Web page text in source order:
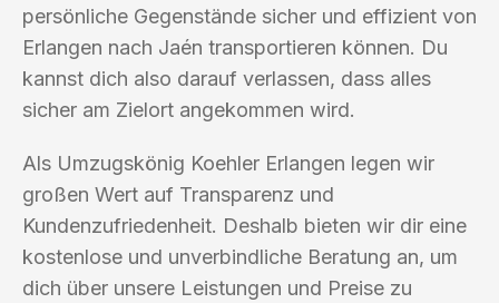
persönliche Gegenstände sicher und effizient von
Erlangen nach Jaén transportieren können. Du
kannst dich also darauf verlassen, dass alles
sicher am Zielort angekommen wird.
Als Umzugskönig Koehler Erlangen legen wir
großen Wert auf Transparenz und
Kundenzufriedenheit. Deshalb bieten wir dir eine
kostenlose und unverbindliche Beratung an, um
dich über unsere Leistungen und Preise zu